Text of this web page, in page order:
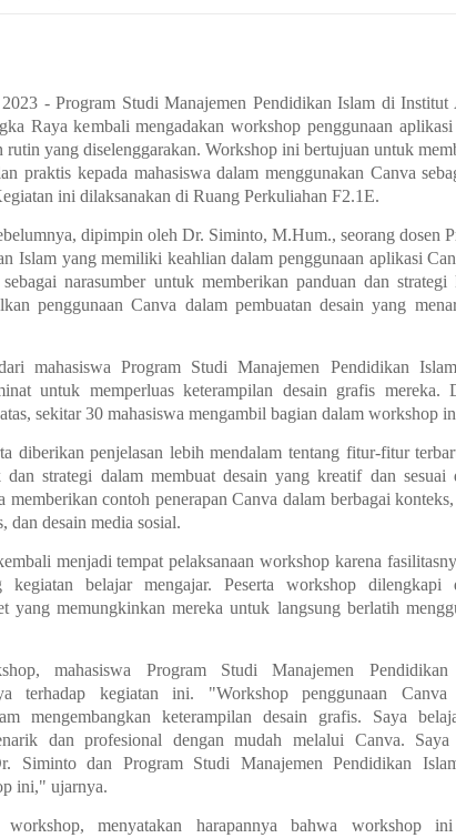
- Program Studi Manajemen Pendidikan Islam di Institut
Raya kembali mengadakan workshop penggunaan aplikasi
rutin yang diselenggarakan. Workshop ini bertujuan untuk
praktis kepada mahasiswa dalam menggunakan Canva
ini dilaksanakan di Ruang Perkuliahan F2.1E.
dipimpin oleh Dr. Siminto, M.Hum., seorang dosen
Islam yang memiliki keahlian dalam penggunaan aplikasi
narasumber untuk memberikan panduan dan strategi
penggunaan Canva dalam pembuatan desain yang
mahasiswa Program Studi Manajemen Pendidikan
untuk memperluas keterampilan desain grafis mereka.
sekitar 30 mahasiswa mengambil bagian dalam workshop
diberikan penjelasan lebih mendalam tentang fitur-fitur
strategi dalam membuat desain yang kreatif dan sesuai
contoh penerapan Canva dalam berbagai konteks,
dan desain media sosial.
menjadi tempat pelaksanaan workshop karena
kegiatan belajar mengajar. Peserta workshop dilengkapi
yang memungkinkan mereka untuk langsung berlatih
mahasiswa Program Studi Manajemen Pendidikan
terhadap kegiatan ini. "Workshop penggunaan Canva
mengembangkan keterampilan desain grafis. Saya
dan profesional dengan mudah melalui Canva. Saya
Siminto dan Program Studi Manajemen Pendidikan
ini," ujarnya.
menyatakan harapannya bahwa workshop